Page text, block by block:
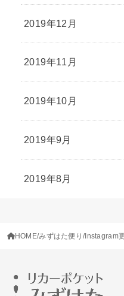
2019年12月
2019年11月
2019年10月
2019年9月
2019年8月
HOME みずはた便り Instagram